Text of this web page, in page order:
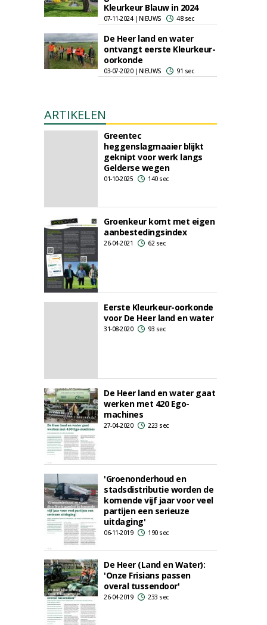
Kleurkeur Blauw in 2024
07-11-2024 | NIEUWS 48 sec
De Heer land en water
ontvangt eerste Kleurkeur-
oorkonde
03-07-2020 | NIEUWS 91 sec
ARTIKELEN
Greentec
heggenslagmaaier blijkt
geknipt voor werk langs
Gelderse wegen
01-10-2025 140 sec
Groenkeur komt met eigen
aanbestedingsindex
26-04-2021 62 sec
Eerste Kleurkeur-oorkonde
voor De Heer land en water
31-08-2020 93 sec
De Heer land en water gaat
werken met 420 Ego-
machines
27-04-2020 223 sec
'Groenonderhoud en
stadsdistributie worden de
komende vijf jaar voor veel
partijen een serieuze
uitdaging'
06-11-2019 190 sec
De Heer (Land en Water):
'Onze Frisians passen
overal tussendoor'
26-04-2019 233 sec